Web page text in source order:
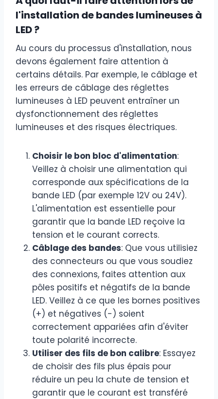
l'installation de bandes lumineuses à
LED ?
Au cours du processus d'installation, nous
devons également faire attention à
certains détails. Par exemple, le câblage et
les erreurs de câblage des réglettes
lumineuses à LED peuvent entraîner un
dysfonctionnement des réglettes
lumineuses et des risques électriques.
Choisir le bon bloc d'alimentation:
Veillez à choisir une alimentation qui
corresponde aux spécifications de la
bande LED (par exemple 12V ou 24V).
L'alimentation est essentielle pour
garantir que la bande LED reçoive la
tension et le courant corrects.
Câblage des bandes: Que vous utilisiez
des connecteurs ou que vous soudiez
des connexions, faites attention aux
pôles positifs et négatifs de la bande
LED. Veillez à ce que les bornes positives
(+) et négatives (-) soient
correctement appariées afin d'éviter
toute polarité incorrecte.
Utiliser des fils de bon calibre: Essayez
de choisir des fils plus épais pour
réduire un peu la chute de tension et
garantir que le courant est transféré